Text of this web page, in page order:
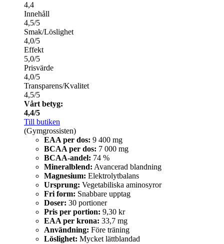
4,4
Innehåll
4,5/5
Smak/Löslighet
4,0/5
Effekt
5,0/5
Prisvärde
4,0/5
Transparens/Kvalitet
4,5/5
Vårt betyg:
4,4/5
Till butiken
(Gymgrossisten)
EAA per dos: 9 400 mg
BCAA per dos: 7 000 mg
BCAA-andel: 74 %
Mineralblend: Avancerad blandning
Magnesium: Elektrolytbalans
Ursprung: Vegetabiliska aminosyror
Fri form: Snabbare upptag
Doser: 30 portioner
Pris per portion: 9,30 kr
EAA per krona: 33,7 mg
Användning: Före träning
Löslighet: Mycket lättblandad